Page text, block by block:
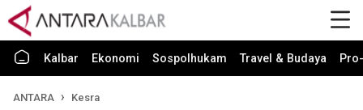
Kalbar Ekonomi Sospolhukam Travel & Budaya
ANTARA Kesra